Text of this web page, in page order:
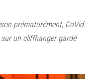
prématurément, CoVid
un cliffhanger gardé